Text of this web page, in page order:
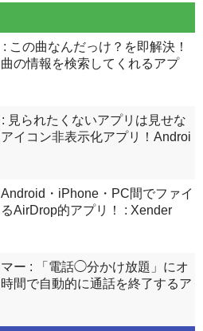
この曲なんだっけ？を即解決！
の情報を検索してくれるアプ
見られたくないアプリは見せな
イコン非表示化アプリ！Androi
・iPhone・PC間でファイ
AirDrop的アプリ！ : Xender
ー : 「電話◯分かけ放題」にオ
間で自動的に通話を終了するア